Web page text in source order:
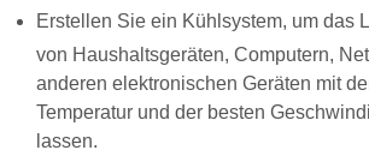
Erstellen Sie ein Kühlsystem, um das
von Haushaltsgeräten, Computern,
anderen elektronischen Geräten mit
Temperatur und der besten
lassen.